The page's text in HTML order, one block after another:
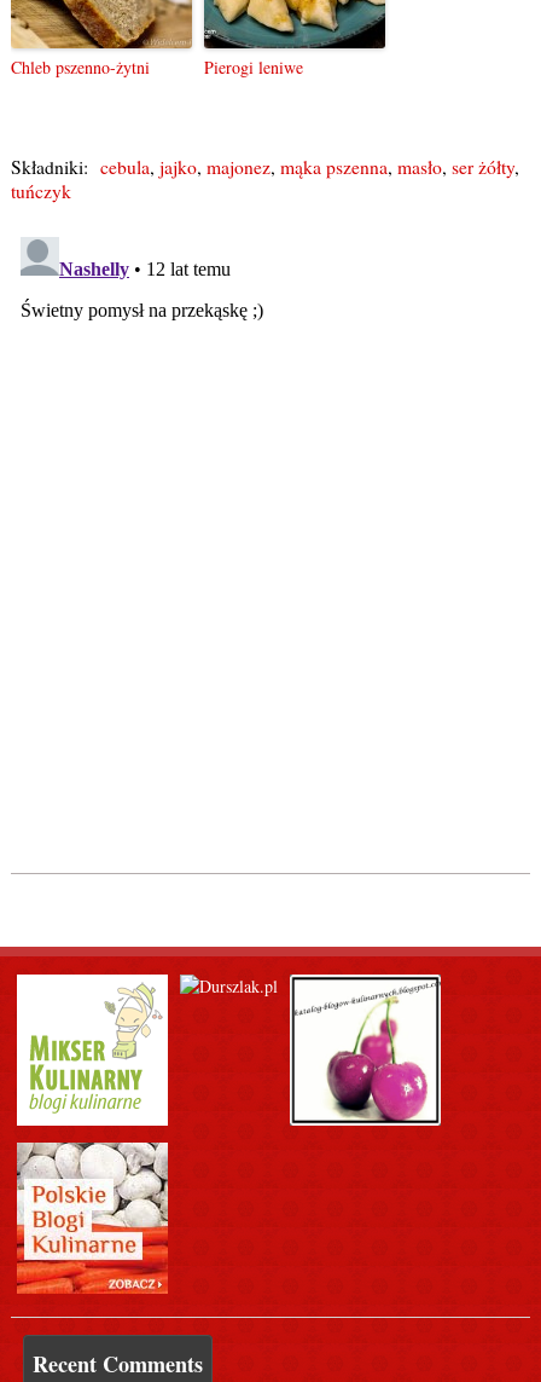
Chleb pszenno-żytni Pierogi leniwe
Składniki: cebula, jajko, majonez, mąka pszenna, masło, ser żółty,
tuńczyk
Recent Comments